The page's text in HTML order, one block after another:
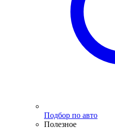
Подбор по авто
Полезное